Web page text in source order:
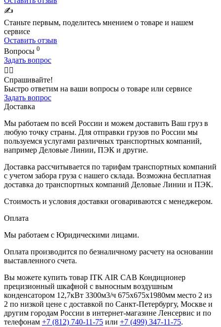
✍️
Станьте первым, поделитесь мнением о товаре и нашем
сервисе
Оставить отзыв
Вопросы 0
Задать вопрос
🙋‍♂️
Спрашивайте!
Быстро ответим на ваши вопросы о товаре или сервисе
Задать вопрос
Доставка
Мы работаем по всей России и можем доставить Ваш груз в
любую точку страны. Для отправки грузов по России мы
пользуемся услугами различных транспортных компаний,
например Деловые Линии, ПЭК и другие.
Доставка рассчитывается по тарифам транспортных компаний
с учетом забора груза с нашего склада. Возможна бесплатная
доставка до транспортных компаний Деловые Линии и ПЭК.
Стоимость и условия доставки оговариваются с менеджером.
Оплата
Мы работаем с Юридическими лицами.
Оплата производится по безналичному расчету на основании
выставленного счета.
Вы можете купить товар ITK AIR CAB Кондиционер
прецизионный шкафной с выносным воздушным
конденсатором 12,7кВт 3300м3/ч 675х675х1980мм место 2 из
2 по низкой цене с доставкой по Санкт-Петербургу, Москве и
другим городам России в интернет-магазине Ленсервис и по
телефонам +7 (812) 740-11-75 или +7 (499) 347-11-75.